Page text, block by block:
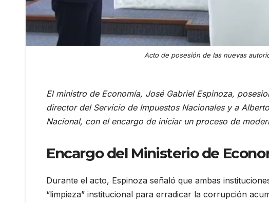
Acto de posesión de las nuevas
El ministro de Economía, José Gabriel Espinoza,
director del Servicio de Impuestos Nacionales y a
Nacional, con el encargo de iniciar un proceso de
Encargo del Ministerio de
Durante el acto, Espinoza señaló que ambas
“limpieza” institucional para erradicar la corrupción